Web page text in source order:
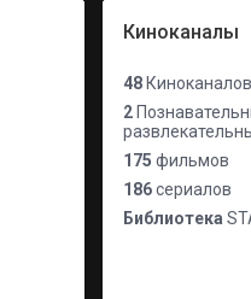
Киноканалы
48 Киноканалов
2
175 фильмов
186сериалов
Библиотека